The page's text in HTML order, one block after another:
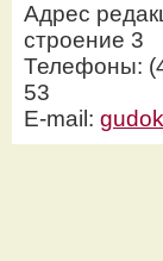
Адрес
строение 3
Телефоны:
53
E-mail: